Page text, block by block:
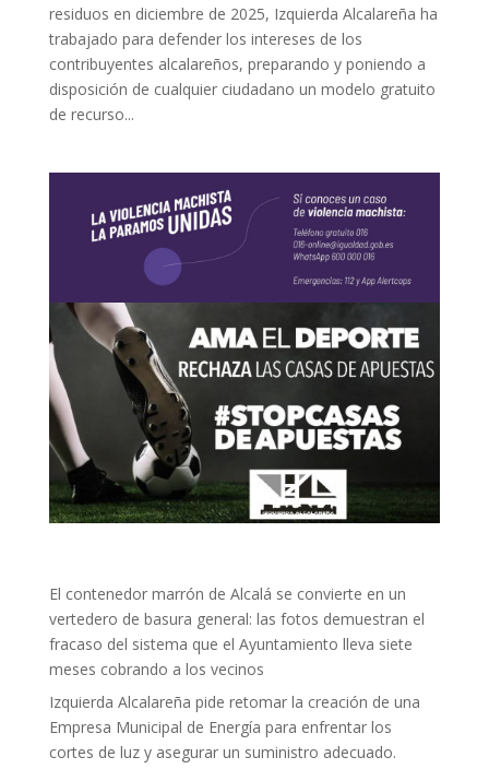
residuos en diciembre de 2025, Izquierda Alcalareña ha
trabajado para defender los intereses de los
contribuyentes alcalareños, preparando y poniendo a
disposición de cualquier ciudadano un modelo gratuito
de recurso...
El contenedor marrón de Alcalá se convierte en un
vertedero de basura general: las fotos demuestran el
fracaso del sistema que el Ayuntamiento lleva siete
meses cobrando a los vecinos
Izquierda Alcalareña pide retomar la creación de una
Empresa Municipal de Energía para enfrentar los
cortes de luz y asegurar un suministro adecuado.